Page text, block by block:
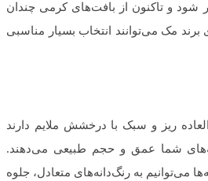
شود و تاکنون از بافت‌های کرمی چندان
برند مک می‌توانند انتخاب بسیار مناسبی
ریز و سبک با درخشش ملایم دارند
شما عمق و حجم طبیعی می‌دهند.
می‌توانیم به رنگ‌دانه‌های متعادل، جلوه